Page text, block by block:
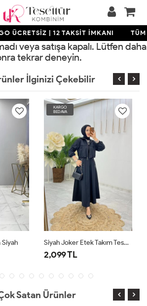
ÜCRETSİZ | 12 TAKSİT İMKANI TÜM
veya satışa kapalı. Lütfen daha
tekrar deneyin.
İlginizi Çekebilir
KARGO
BEDAVA
Siyah Joker Etek Takım Tesettür Giyim
KARGO
BEDAVA
Satan Ürünler